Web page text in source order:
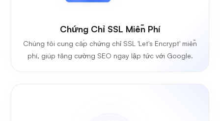
Chứng Chỉ SSL Miễn Phí
Chúng tôi cung cấp chứng chỉ SSL 'Let's Encrypt' miễn
phí, giúp tăng cường SEO ngay lập tức với Google.